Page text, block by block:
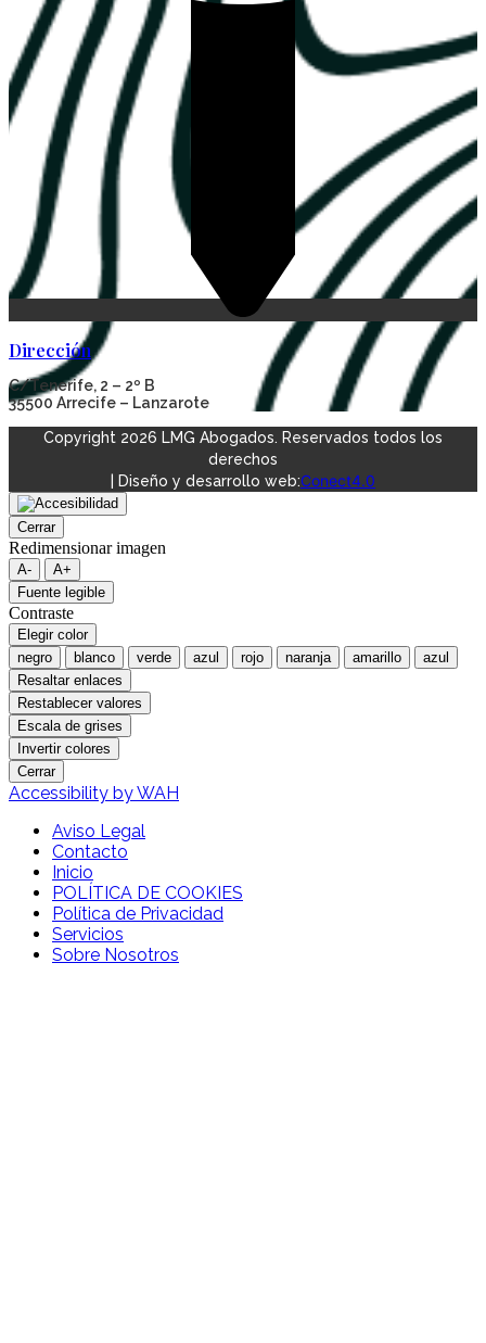
Dirección
C/Tenerife, 2 – 2º B
35500 Arrecife – Lanzarote
Copyright 2026 LMG Abogados. Reservados todos los
derechos
| Diseño y desarrollo web:Conect4.0
Cerrar
Redimensionar imagen
A-
A+
Fuente legible
Contraste
Elegir color
negro
blanco verde azul rojo naranja amarillo
azul
Resaltar enlaces
Restablecer valores
Escala de grises
Invertir colores
Cerrar
Accessibility by WAH
Aviso Legal
Contacto
Inicio
POLÍTICA DE COOKIES
Política de Privacidad
Servicios
Sobre Nosotros